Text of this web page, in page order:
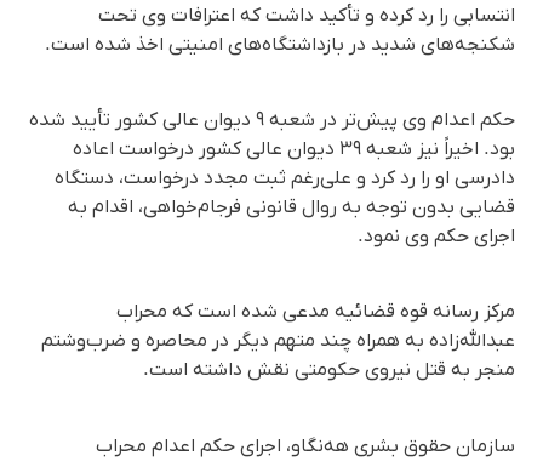
انتسابی را رد کرده و تأکید داشت که اعترافات وی تحت
شکنجه‌های شدید در بازداشتگاه‌های امنیتی اخذ شده است.
حکم اعدام وی پیش‌تر در شعبه ۹ دیوان عالی کشور تأیید شده
بود. اخیراً نیز شعبه ۳۹ دیوان عالی کشور درخواست اعاده
دادرسی او را رد کرد و علی‌رغم ثبت مجدد درخواست، دستگاه
قضایی بدون توجه به روال قانونی فرجام‌خواهی، اقدام به
اجرای حکم وی نمود.
مرکز رسانه قوه قضائیه مدعی شده است که محراب
عبدالله‌زاده به همراه چند متهم دیگر در محاصره و ضرب‌وشتم
منجر به قتل نیروی حکومتی نقش داشته است.
سازمان حقوق بشری هه‌نگاو، اجرای حکم اعدام محراب